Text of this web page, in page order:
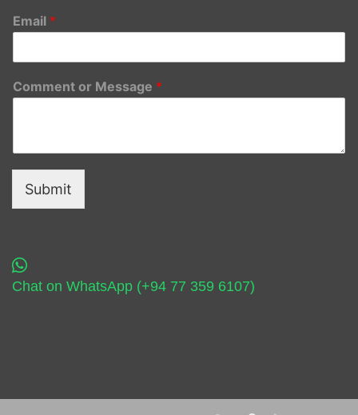
Email *
Comment or Message *
Submit
Chat on WhatsApp (+94 77 359 6107)